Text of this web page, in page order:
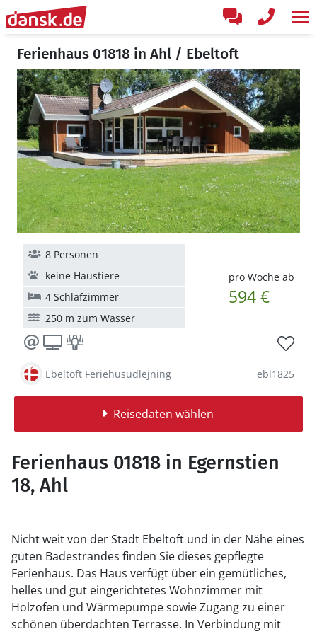
Ferienhaus 01818 in Ahl / Ebeltoft
pro Woche ab
594 €
8 Personen
keine Haustiere
4 Schlafzimmer
250 m zum Wasser
Ebeltoft Feriehusudlejning ebl1825
Reisedaten wählen
Ferienhaus 01818 in Egernstien
18, Ahl
Nicht weit von der Stadt Ebeltoft und in der Nähe eines
guten Badestrandes finden Sie dieses gepflegte
Ferienhaus. Das Haus verfügt über ein gemütliches,
helles und gut eingerichtetes Wohnzimmer mit
Holzofen und Wärmepumpe sowie Zugang zu einer
schönen überdachten Terrasse. In Verbindung mit